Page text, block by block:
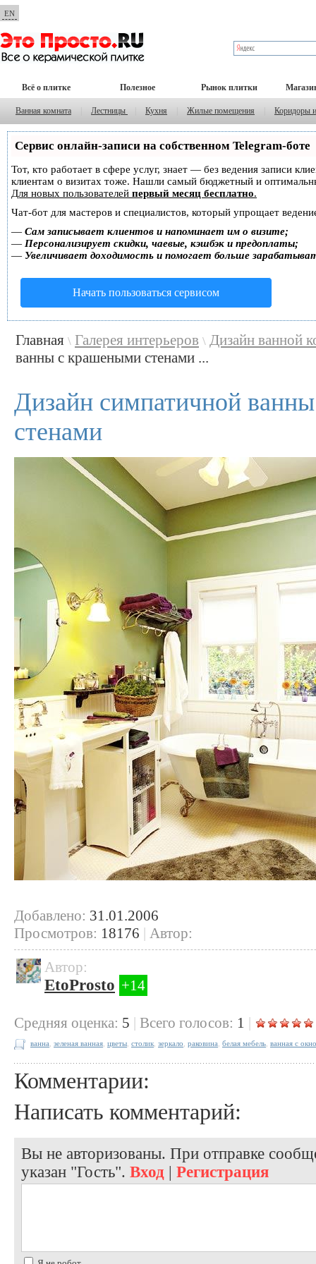
EN
Всё о плитке Полезное Рынок плитки
Ванная комната Лестницы Кухня Жилые помещения Коридоры
Сервис онлайн-записи на собственном Telegram-боте
Тот, кто работает в сфере услуг, знает — без ведения записи
клиентам о визитах тоже. Нашли самый бюджетный и
Для новых пользователей первый месяц бесплатно.
Чат-бот для мастеров и специалистов, который упрощает
— Сам записывает клиентов и напоминает им о визите;
— Персонализирует скидки, чаевые, кэшбэк и предоплаты;
— Увеличивает доходимость и помогает больше
Начать пользоваться сервисом
Главная \ Галерея интерьеров \ Дизайн ванной
ванны с крашеными стенами ...
Дизайн симпатичной
стенами
Добавлено: 31.01.2006
Просмотров: 18176 | Автор:
Автор:
EtoProsto +14
Cредняя оценка: 5 | Всего голосов: 1 |
ванна зеленая ванная цветы столик зеркало раковина белая мебель ванная с
Комментарии:
Написать комментарий:
Вы не авторизованы. При отправке
указан "Гость". Вход | Регистрация